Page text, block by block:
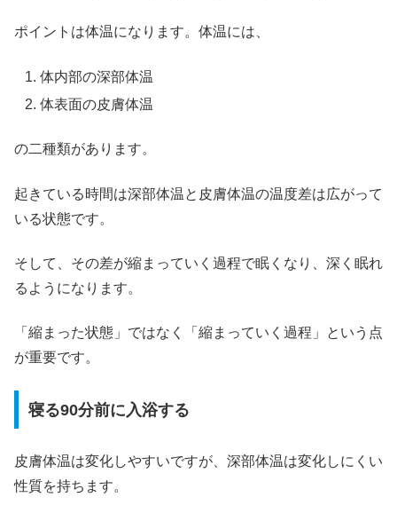
ポイントは体温になります。体温には、
体内部の深部体温
体表面の皮膚体温
の二種類があります。
起きている時間は深部体温と皮膚体温の温度差は広がって
いる状態です。
そして、その差が縮まっていく過程で眠くなり、深く眠れ
るようになります。
「縮まった状態」ではなく「縮まっていく過程」という点
が重要です。
寝る90分前に入浴する
皮膚体温は変化しやすいですが、深部体温は変化しにくい
性質を持ちます。